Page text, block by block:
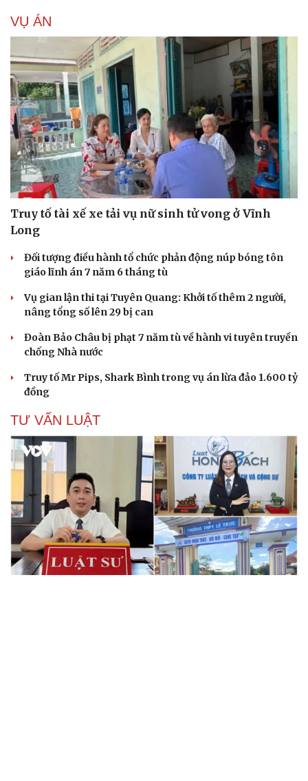
VỤ ÁN
Truy tố tài xế xe tải vụ nữ sinh tử vong ở Vĩnh
Long
Đối tượng điều hành tổ chức phản động núp bóng tôn
giáo lĩnh án 7 năm 6 tháng tù
Vụ gian lận thi tại Tuyên Quang: Khởi tố thêm 2 người,
nâng tổng số lên 29 bị can
Đoàn Bảo Châu bị phạt 7 năm tù về hành vi tuyên truyền
chống Nhà nước
Truy tố Mr Pips, Shark Bình trong vụ án lừa đảo 1.600 tỷ
đồng
TƯ VẤN LUẬT